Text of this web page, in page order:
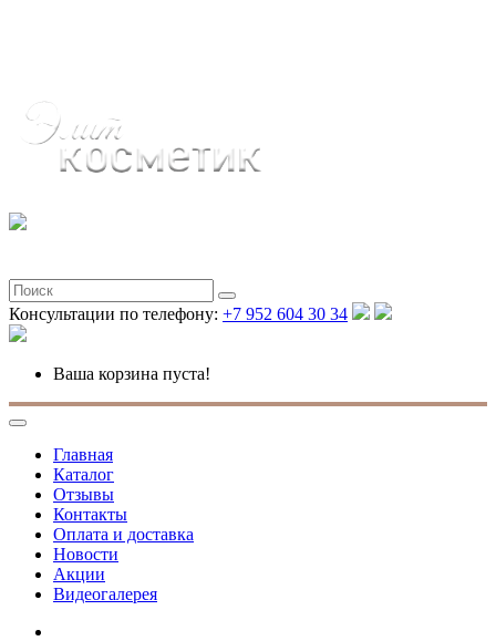
Консультации по телефону: +7 952 604 30 34
Ваша корзина пуста!
Главная
Каталог
Отзывы
Контакты
Оплата и доставка
Новости
Акции
Видеогалерея